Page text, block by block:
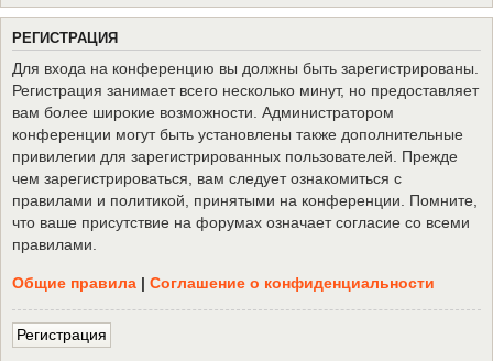
РЕГИСТРАЦИЯ
Для входа на конференцию вы должны быть зарегистрированы.
Регистрация занимает всего несколько минут, но предоставляет
вам более широкие возможности. Администратором
конференции могут быть установлены также дополнительные
привилегии для зарегистрированных пользователей. Прежде
чем зарегистрироваться, вам следует ознакомиться с
правилами и политикой, принятыми на конференции. Помните,
что ваше присутствие на форумах означает согласие со всеми
правилами.
Общие правила | Соглашение о конфиденциальности
Регистрация